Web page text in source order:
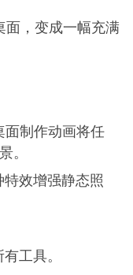
面，变成一幅充满
面制作动画将任
。
效增强静态照
工具。